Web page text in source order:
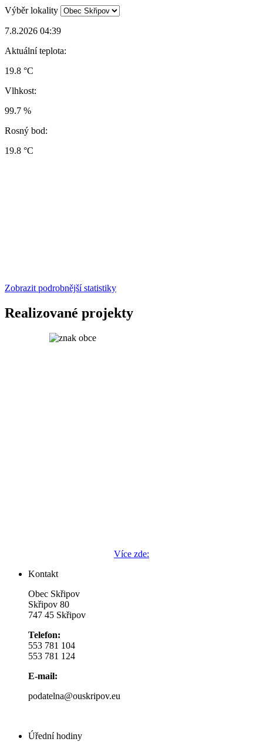
Výběr lokality
7.8.2026 04:39
Aktuální teplota:
19.8 °C
Vlhkost:
99.7 %
Rosný bod:
19.8 °C
Zobrazit podrobnější statistiky
Realizované projekty
Více zde:
Kontakt
Obec Skřipov
Skřipov 80
747 45 Skřipov
Telefon:
553 781 104
553 781 124
E-mail:
podatelna@ouskripov.eu
Úřední hodiny